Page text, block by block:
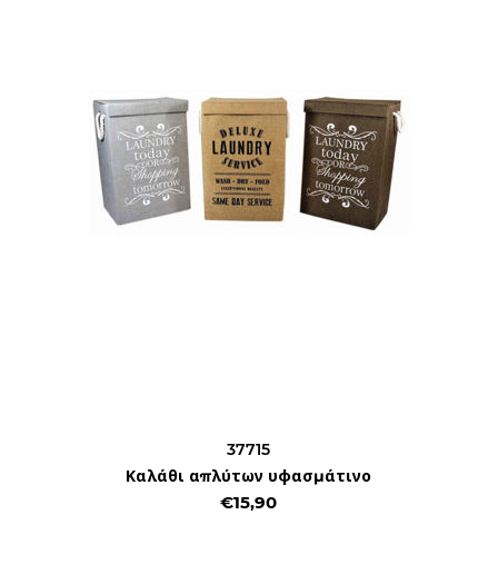
37715
Καλάθι απλύτων υφασμάτινο
€15,90